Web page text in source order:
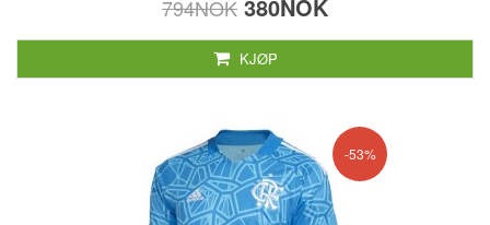
794NOK 380NOK
KJØP
-53%